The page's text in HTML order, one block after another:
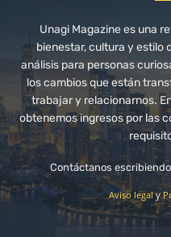
Unagi Magazine es una
bienestar, cultura y estilo
análisis para personas
los cambios que están
trabajar y relacionarnos.
obtenemos ingresos por las
Contáctanos
Aviso legaly